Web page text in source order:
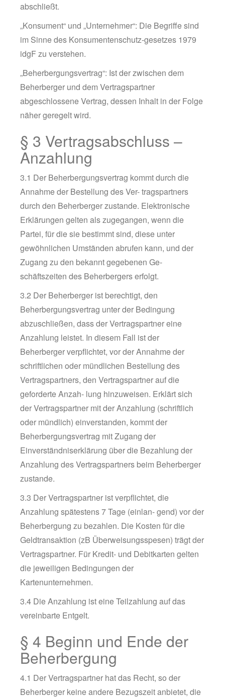
abschließt.
„Konsument“ und „Unternehmer“: Die Begriffe sind
im Sinne des Konsumentenschutz-gesetzes 1979
idgF zu verstehen.
„Beherbergungsvertrag“: Ist der zwischen dem
Beherberger und dem Vertragspartner
abgeschlossene Vertrag, dessen Inhalt in der Folge
näher geregelt wird.
§ 3 Vertragsabschluss –
Anzahlung
3.1 Der Beherbergungsvertrag kommt durch die
Annahme der Bestellung des Ver- tragspartners
durch den Beherberger zustande. Elektronische
Erklärungen gelten als zugegangen, wenn die
Partei, für die sie bestimmt sind, diese unter
gewöhnlichen Umständen abrufen kann, und der
Zugang zu den bekannt gegebenen Ge-
schäftszeiten des Beherbergers erfolgt.
3.2 Der Beherberger ist berechtigt, den
Beherbergungsvertrag unter der Bedingung
abzuschließen, dass der Vertragspartner eine
Anzahlung leistet. In diesem Fall ist der
Beherberger verpflichtet, vor der Annahme der
schriftlichen oder mündlichen Bestellung des
Vertragspartners, den Vertragspartner auf die
geforderte Anzah- lung hinzuweisen. Erklärt sich
der Vertragspartner mit der Anzahlung (schriftlich
oder mündlich) einverstanden, kommt der
Beherbergungsvertrag mit Zugang der
Einverständniserklärung über die Bezahlung der
Anzahlung des Vertragspartners beim Beherberger
zustande.
3.3 Der Vertragspartner ist verpflichtet, die
Anzahlung spätestens 7 Tage (einlan- gend) vor der
Beherbergung zu bezahlen. Die Kosten für die
Geldtransaktion (zB Überweisungsspesen) trägt der
Vertragspartner. Für Kredit- und Debitkarten gelten
die jeweiligen Bedingungen der
Kartenunternehmen.
3.4 Die Anzahlung ist eine Teilzahlung auf das
vereinbarte Entgelt.
§ 4 Beginn und Ende der
Beherbergung
4.1 Der Vertragspartner hat das Recht, so der
Beherberger keine andere Bezugszeit anbietet, die